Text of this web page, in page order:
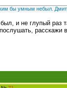
бы умным небыл.
и не глупый раз
расскажи